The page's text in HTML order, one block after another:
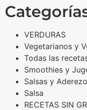
VERDURAS
Vegetarianos y
Todas las
Smoothies y
Salsas y
Salsa
RECETAS SIN